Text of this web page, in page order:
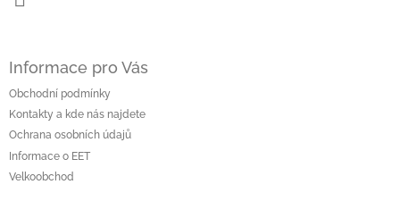
Informace pro Vás
Obchodní podmínky
Kontakty a kde nás najdete
Ochrana osobních údajů
Informace o EET
Velkoobchod